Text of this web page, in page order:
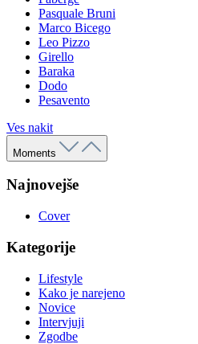
Pasquale Bruni
Marco Bicego
Leo Pizzo
Girello
Baraka
Dodo
Pesavento
Ves nakit
Moments
Najnovejše
Cover
Kategorije
Lifestyle
Kako je narejeno
Novice
Intervjuji
Zgodbe